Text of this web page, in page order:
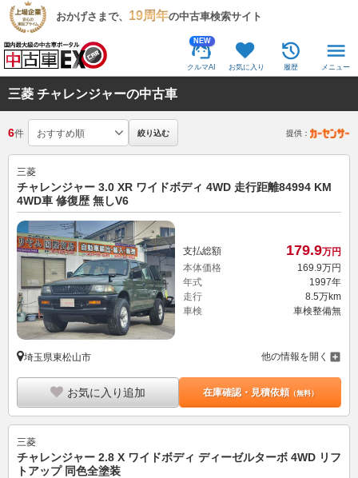
おかげさまで、 19周年の中古車検索サイト
NEW
クルマAI お気に入り 履歴 メニュー
三菱 チャレンジャーの中古車
6件 絞り込む 提供：
三菱
チャレンジャー 3.0 XR ワイドボディ 4WD 走行距離84994 KM
4WD車 修復歴 無しV6
支払総額 179.9万円
本体価格
169. 9万円
年式
1997年
走行
8.5万km
車検
車検整備無
埼玉県東松山市 他の情報を開く
お気に入り追加 在庫確認・見積依頼（無料）
三菱
チャレンジャー 2.8 X ワイドボディ ディーゼルターボ 4WD リフ
トアップ 同色全塗装